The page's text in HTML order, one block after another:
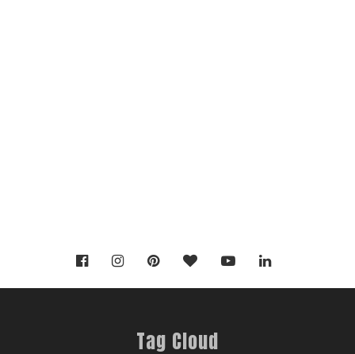
Tag Cloud